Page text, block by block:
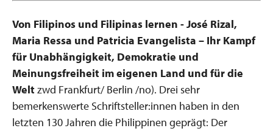
Von Filipinos und Filipinas lernen - José Rizal,
Maria Ressa und Patricia Evangelista – Ihr Kampf
für Unabhängigkeit, Demokratie und
Meinungsfreiheit im eigenen Land und für die
Weltzwd Frankfurt/ Berlin /no). Drei sehr
bemerkenswerte Schriftsteller:innen haben in den
letzten 130 Jahren die Philippinen geprägt: Der